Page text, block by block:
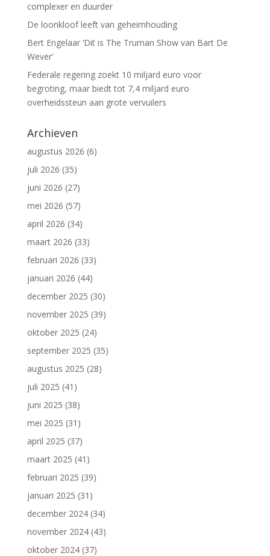
complexer en duurder
De loonkloof leeft van geheimhouding
Bert Engelaar ‘Dit is The Truman Show van Bart De
Wever’
Federale regering zoekt 10 miljard euro voor
begroting, maar biedt tot 7,4 miljard euro
overheidssteun aan grote vervuilers
Archieven
augustus 2026 (6)
juli 2026 (35)
juni 2026 (27)
mei 2026 (57)
april 2026 (34)
maart 2026 (33)
februari 2026 (33)
januari 2026 (44)
december 2025 (30)
november 2025 (39)
oktober 2025 (24)
september 2025 (35)
augustus 2025 (28)
juli 2025 (41)
juni 2025 (38)
mei 2025 (31)
april 2025 (37)
maart 2025 (41)
februari 2025 (39)
januari 2025 (31)
december 2024(34)
november 2024(43)
oktober 2024(37)